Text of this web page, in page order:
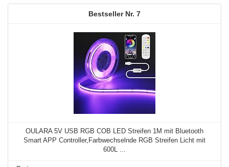
7
OULARA 5V USB RGB COB LED Streifen 1M mit Bluetooth
Smart APP Controller,Farbwechselnde RGB Streifen Licht mit
600L ...